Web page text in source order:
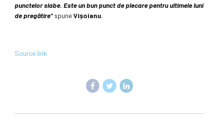
punctelor slabe. Este un bun punct de plecare pentru ultimele luni
de pregătire”spuneVișoianu.
Source link